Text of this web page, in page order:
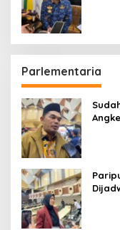
Parlementaria